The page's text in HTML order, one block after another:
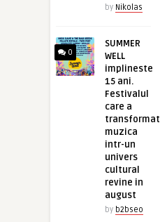
by Nikolas
0
SUMMER
WELL
implineste
15 ani.
Festivalul
care a
transformat
muzica
intr-un
univers
cultural
revine in
august
by b2bseo